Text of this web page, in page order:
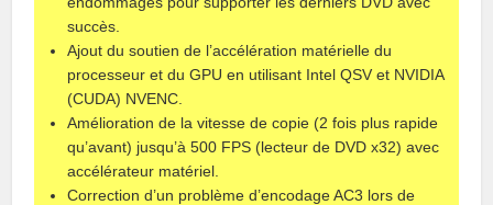
succès.
Ajout du soutien de l’accélération matérielle du
processeur et du GPU en utilisant Intel QSV et NVIDIA
(CUDA) NVENC.
Amélioration de la vitesse de copie (2 fois plus rapide
qu’avant) jusqu’à 500 FPS (lecteur de DVD x32) avec
accélérateur matériel.
Correction d’un problème d’encodage AC3 lors de